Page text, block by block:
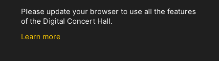
Please update your browser to use all the features
of the Digital Concert Hall.
Learn more